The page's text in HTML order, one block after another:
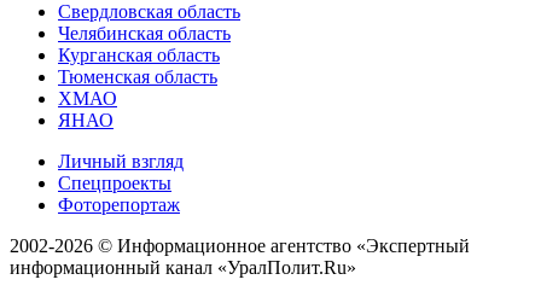
Свердловская область
Челябинская область
Курганская область
Тюменская область
ХМАО
ЯНАО
Личный взгляд
Спецпроекты
Фоторепортаж
2002-2026 © Информационное агентство «Экспертный
информационный канал «УралПолит.Ru»